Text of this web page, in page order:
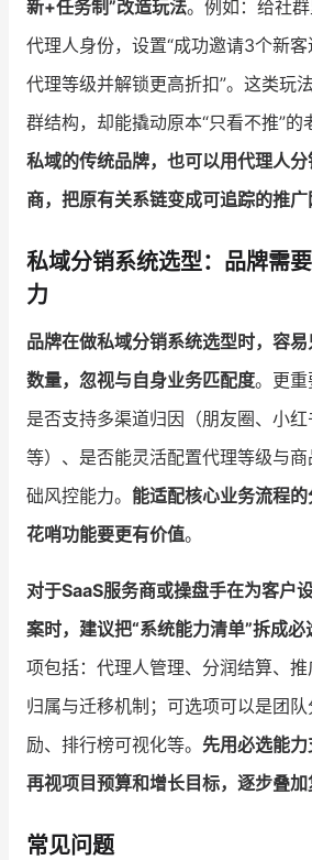
新+任务制”改造玩法。例如：给社
代理人身份，设置“成功邀请3个新
代理等级并解锁更高折扣”。这类玩
群结构，却能撬动原本“只看不推”的
私域的传统品牌，也可以用代理人
商，把原有关系链变成可追踪的推广
私域分销系统选型：品牌需
力
品牌在做私域分销系统选型时，容
数量，忽视与自身业务匹配度。更重
是否支持多渠道归因（朋友圈、小
等）、是否能灵活配置代理等级与
础风控能力。 能适配核心业务流程
花哨功能要更有价值。
对于SaaS服务商或操盘手在为客户
案时，建议把“系统能力清单”拆成
项包括：代理人管理、分润结算、
归属与迁移机制；可选项可以是团
励、排行榜可视化等。 先用必选能力
再视项目预算和增长目标，逐步叠
常见问题